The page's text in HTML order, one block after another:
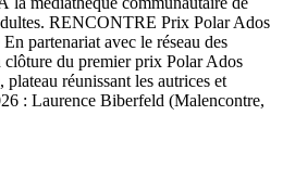
RENCONTRE Prix Polar Ados
partenariat avec le réseau des
clôture du premier prix Polar Ados
réunissant les autrices et
: Laurence Biberfeld (Malencontre,